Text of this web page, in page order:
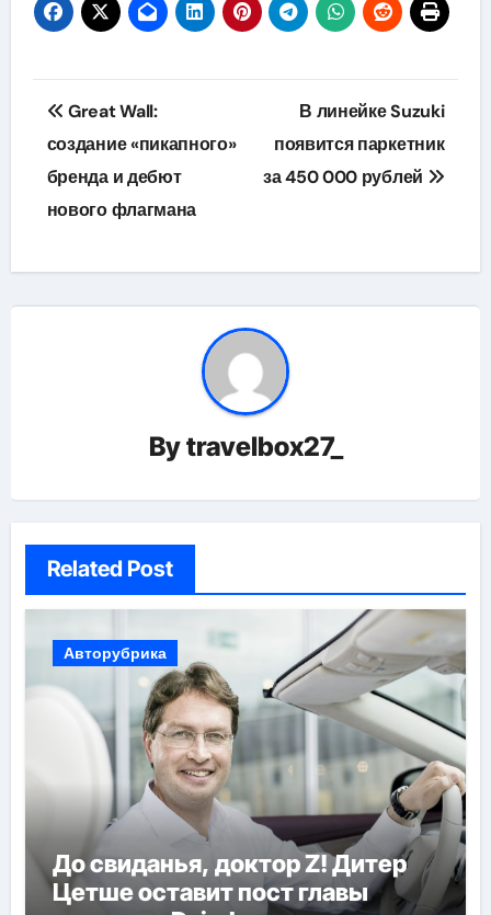
Навигация
по
записям
Great Wall:
создание «пикапного»
бренда и дебют
нового флагмана
В линейке Suzuki
появится паркетник
за 450 000 рублей
Bytravelbox27_
Related Post
Авторубрика
До свиданья, доктор Z! Дитер
Цетше оставит пост главы